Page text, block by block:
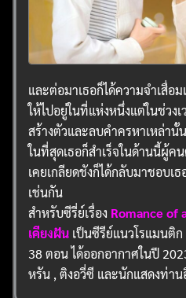
และต่อมาเธอก็ได้ความจำเสื่อ
ให้ไปอยู่ในที่แห่งหนึ่งแต่ในช่วง
สร้างตัวและลบคำครหาเหล่านั้
ในที่สุดเธอก็สำเร็จในด้านนี้ผู้
เคยเกลียดชังก็ได้กลับมาชอบเ
เช่นกัน
สำหรับซีรี่ย์เรื่อง Romance of
เคียงฝัน เป็นซีรีย์แนวโรแมนติ
38 ตอน ได้ออกอากาศในปี
หรัน , ติงอวี่ซี และนักแสดงท่า